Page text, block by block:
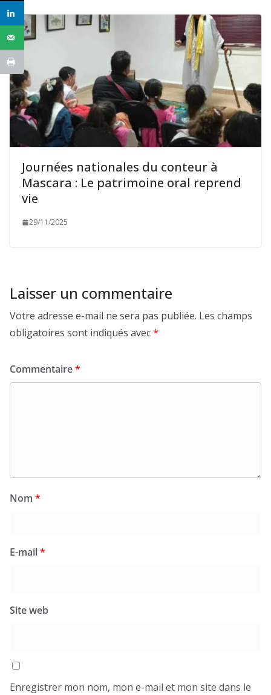
Journées nationales du conteur à
Mascara : Le patrimoine oral reprend
vie
29/11/2025
Laisser un commentaire
Votre adresse e-mail ne sera pas publiée. Les champs
obligatoires sont indiqués avec*
Commentaire*
Nom *
E-mail*
Site web
Enregistrer mon nom, mon e-mail et mon site dans le